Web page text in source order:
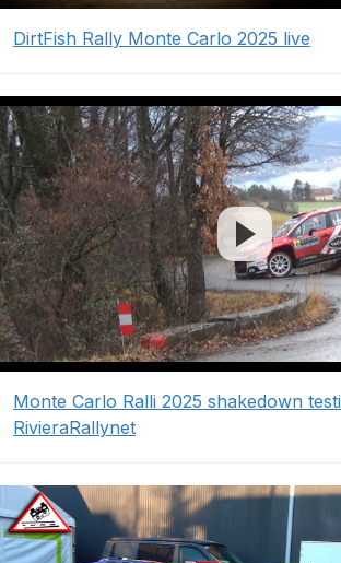
DirtFish Rally Monte Carlo 2025 live
Monte Carlo Ralli 2025 shakedown
RivieraRallynet